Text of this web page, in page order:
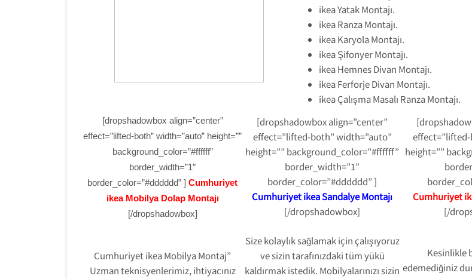
ikea Yatak Montajı.
ikea Ranza Montajı.
ikea Karyola Montajı.
ikea Şifonyer Montajı.
ikea Hemnes Divan Montajı.
ikea Ferforje Divan Montajı.
ikea Çalışma Masalı Ranza Montajı.
[dropshadowbox align=”center”
effect=”lifted-both” width=”auto” height=””
background_color=”#ffffff”
border_width=”1″
border_color=”#dddddd” ] Cumhuriyet
ikea Mobilya Dolap Montajı
[/dropshadowbox]
[dropshadowbox align=”center”
effect=”lifted-both” width=”auto”
height=”” background_color=”#ffffff”
border_width=”1″
border_color=”#dddddd” ]
Cumhuriyet ikea Sandalye Montajı
[/dropshadowbox]
height=””
Cumhuriyet
[/
Cumhuriyet ikea Mobilya Montaj”
Uzman teknisyenlerimiz, ihtiyacınız
Size kolaylık sağlamak için çalışıyoruz
ve sizin tarafınızdaki tüm yükü
kaldırmak istedik. Mobilyalarınızı sizin
Kesinlikle
edemediğiniz